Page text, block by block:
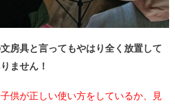
房具と言ってもやはり全く放置して
ません！
供が正しい使い方をしているか、見